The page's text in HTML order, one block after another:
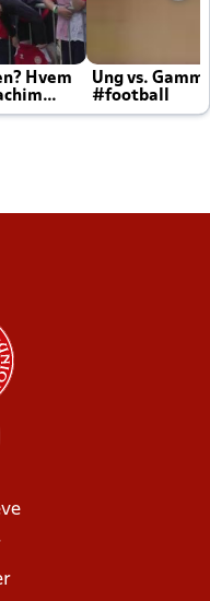
Hvem
Ung vs.
#football